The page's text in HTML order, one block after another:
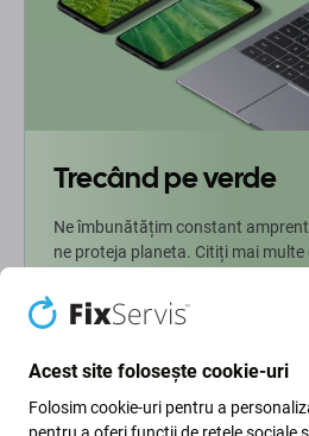
Trecând pe verde
Ne îmbunătățim constant
ne proteja planeta. Citiți mai multe
Mai multe informatii
Newsletter Fix
Acest site folosește cookie-uri
Folosim cookie-uri pentru a